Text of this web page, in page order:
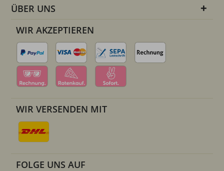
ÜBER UNS
WIR AKZEPTIEREN
WIR VERSENDEN MIT
FOLGE UNS AUF